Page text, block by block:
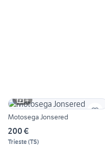
4
Motosega Jonsered
200 €
Trieste(TS)